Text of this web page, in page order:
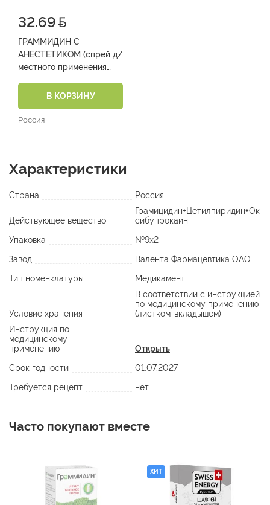
32.69
ГРАММИДИН С
АНЕСТЕТИКОМ (спрей д/
местного применения
(0,06мг+0,15мг+0,1мг)/
доза фл. 112 доз №1)
В КОРЗИНУ
Россия
Характеристики
Страна Россия
Действующее вещество
Грамицидин+Цетилпиридин+Ок
сибупрокаин
Упаковка
№9х2
Завод
Валента Фармацевтика ОАО
Тип номенклатуры
Медикамент
Условие хранения
В соответствии с инструкцией
по медицинскому применению
(листком-вкладышем)
Инструкция по
медицинскому
применению
Открыть
Срок годности
01.07.2027
Требуется рецепт
нет
Часто покупают вместе
ХИТ